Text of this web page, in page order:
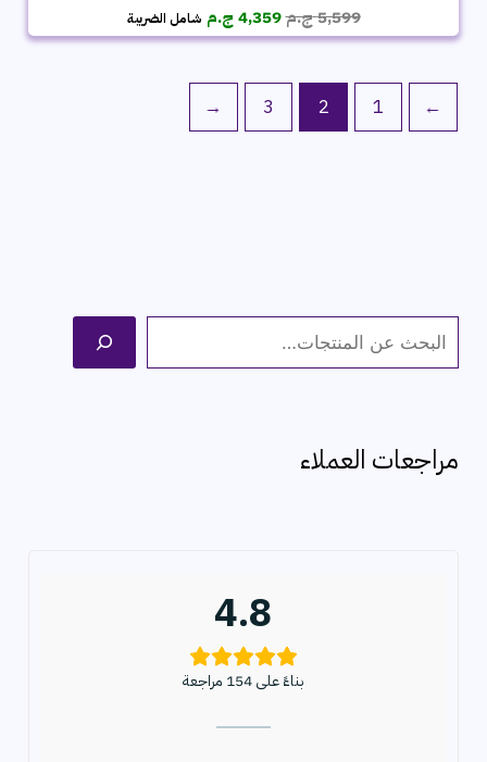
5,599ج.مالسعر
الأصلي
5,599 ج.م.
4,359 ج.م السعر
الحالي
4,359 ج.م.
شامل الضريبة
→
1
2
3
←
ل
ث
مراجعات العملاء
4.8
بناءً على 154 مراجعة